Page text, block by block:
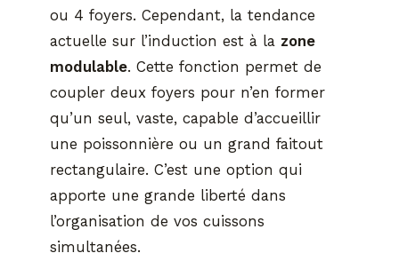
ou 4 foyers. Cependant, la tendance
actuelle sur l’induction est à la zone
modulable. Cette fonction permet de
coupler deux foyers pour n’en former
qu’un seul, vaste, capable d’accueillir
une poissonnière ou un grand faitout
rectangulaire. C’est une option qui
apporte une grande liberté dans
l’organisation de vos cuissons
simultanées.